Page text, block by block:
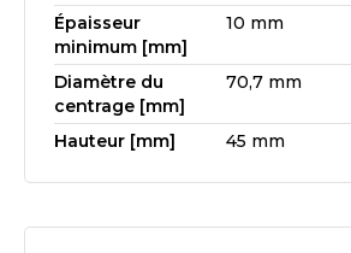
Épaisseur
minimum [mm]
10 mm
Diamètre du
centrage [mm]
70,7 mm
Hauteur [mm] 45 mm